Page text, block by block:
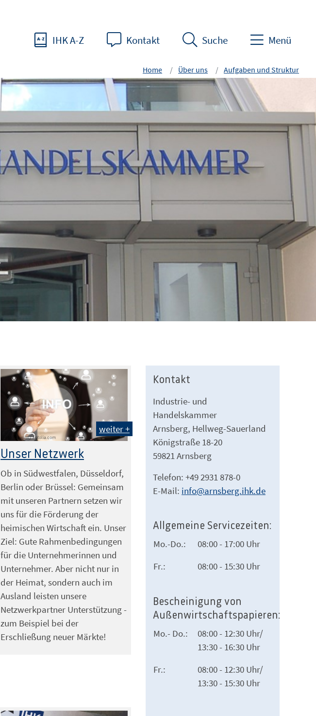
IHK A-Z Kontakt Suche Menü
Home Über uns Aufgaben und Struktur
Foto: maxsim / Fotolia.com
weiter +
Unser Netzwerk
Ob in Südwestfalen, Düsseldorf,
Berlin oder Brüssel: Gemeinsam
mit unseren Partnern setzen wir
uns für die Förderung der
heimischen Wirtschaft ein. Unser
Ziel: Gute Rahmenbedingungen
für die Unternehmerinnen und
Unternehmer. Aber nicht nur in
der Heimat, sondern auch im
Ausland leisten unsere
Netzwerkpartner Unterstützung -
zum Beispiel bei der
Erschließung neuer Märkte!
Kontakt
Industrie- und
Handelskammer
Arnsberg, Hellweg-Sauerland
Königstraße 18-20
59821 Arnsberg
Telefon: +49 2931 878-0
E-Mail: info@arnsberg.ihk.de
Allgemeine Servicezeiten:
Mo.-Do.:
08:00 - 17:00 Uhr
Fr.:
08:00 - 15:30 Uhr
Bescheinigung von
Außenwirtschaftspapieren:
Mo.- Do.:
08:00 - 12:30 Uhr/
13:30 - 16:30 Uhr
Fr.:
08:00 - 12:30 Uhr/
13:30 - 15:30 Uhr